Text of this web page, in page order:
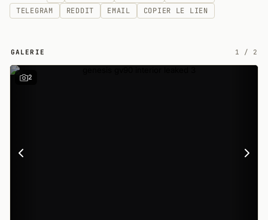
TELEGRAM REDDIT EMAIL COPIER LE LIEN
GALERIE 1 / 2
2